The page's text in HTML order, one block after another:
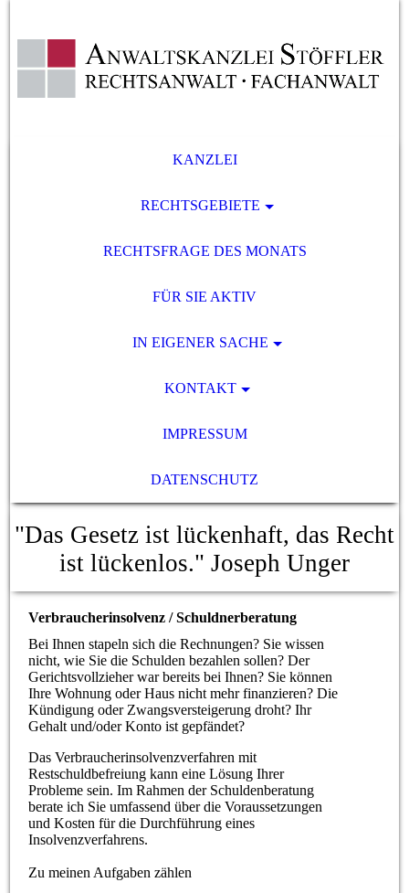
KANZLEI
RECHTSGEBIETE
RECHTSFRAGE DES MONATS
FÜR SIE AKTIV
IN EIGENER SACHE
KONTAKT
IMPRESSUM
DATENSCHUTZ
"Das Gesetz ist lückenhaft, das Recht
ist lückenlos." Joseph Unger
Verbraucherinsolvenz / Schuldnerberatung
Bei Ihnen stapeln sich die Rechnungen? Sie wissen
nicht, wie Sie die Schulden bezahlen sollen? Der
Gerichtsvollzieher war bereits bei Ihnen? Sie können
Ihre Wohnung oder Haus nicht mehr finanzieren? Die
Kündigung oder Zwangsversteigerung droht? Ihr
Gehalt und/oder Konto ist gepfändet?
Das Verbraucherinsolvenzverfahren mit
Restschuldbefreiung kann eine Lösung Ihrer
Probleme sein. Im Rahmen der Schuldenberatung
berate ich Sie umfassend über die Voraussetzungen
und Kosten für die Durchführung eines
Insolvenzverfahrens.
Zu meinen Aufgaben zählen